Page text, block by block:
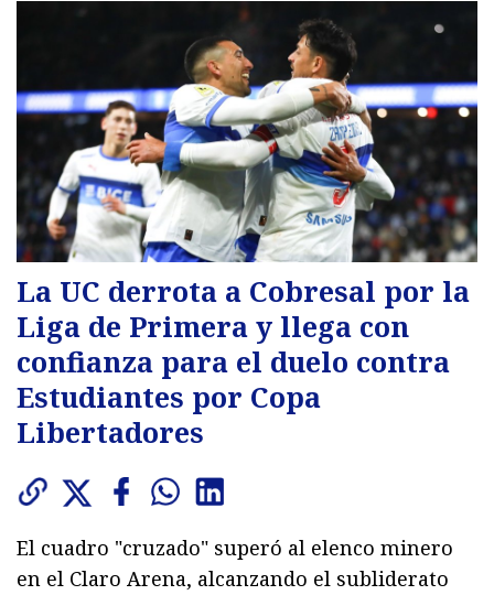
La UC derrota a Cobresal por la
Liga de Primera y llega con
confianza para el duelo contra
Estudiantes por Copa
Libertadores
El cuadro "cruzado" superó al elenco minero
en el Claro Arena, alcanzando el subliderato